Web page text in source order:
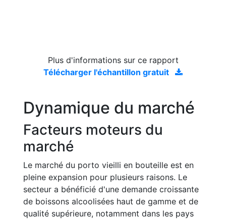
Plus d'informations sur ce rapport
Télécharger l'échantillon gratuit
Dynamique du marché
Facteurs moteurs du
marché
Le marché du porto vieilli en bouteille est en
pleine expansion pour plusieurs raisons. Le
secteur a bénéficié d'une demande croissante
de boissons alcoolisées haut de gamme et de
qualité supérieure, notamment dans les pays